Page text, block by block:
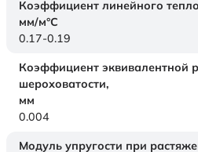
Коэффициент линейного
мм/м°С
0.17-0.19
Коэффициент эквивалентной
шероховатости,
мм
0.004
Модуль упругости при